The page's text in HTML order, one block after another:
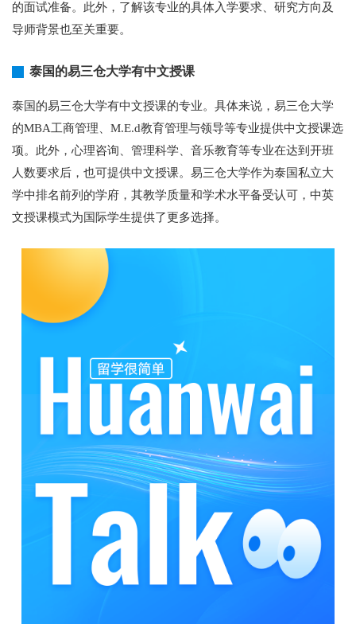
的面试准备。此外，了解该专业的具体入学要求、研究方向及
导师背景也至关重要。
泰国的易三仓大学有中文授课
泰国的易三仓大学有中文授课的专业。具体来说，易三仓大学
的MBA工商管理、M.E.d教育管理与领导等专业提供中文授课选
项。此外，心理咨询、管理科学、音乐教育等专业在达到开班
人数要求后，也可提供中文授课。易三仓大学作为泰国私立大
学中排名前列的学府，其教学质量和学术水平备受认可，中英
文授课模式为国际学生提供了更多选择。